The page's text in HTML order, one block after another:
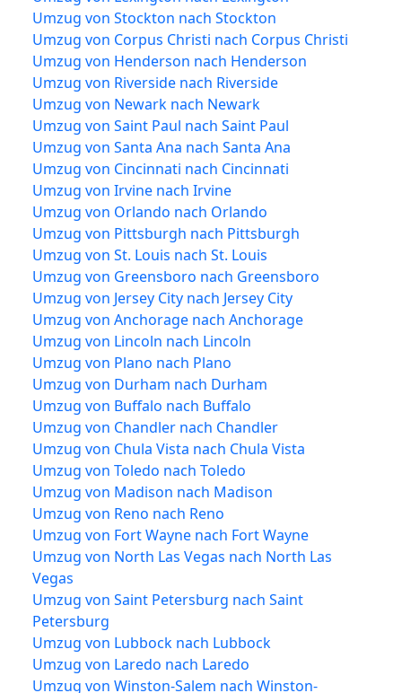
Umzug von Stockton nach Stockton
Umzug von Corpus Christi nach Corpus Christi
Umzug von Henderson nach Henderson
Umzug von Riverside nach Riverside
Umzug von Newark nach Newark
Umzug von Saint Paul nach Saint Paul
Umzug von Santa Ana nach Santa Ana
Umzug von Cincinnati nach Cincinnati
Umzug von Irvine nach Irvine
Umzug von Orlando nach Orlando
Umzug von Pittsburgh nach Pittsburgh
Umzug von St. Louis nach St. Louis
Umzug von Greensboro nach Greensboro
Umzug von Jersey City nach Jersey City
Umzug von Anchorage nach Anchorage
Umzug von Lincoln nach Lincoln
Umzug von Plano nach Plano
Umzug von Durham nach Durham
Umzug von Buffalo nach Buffalo
Umzug von Chandler nach Chandler
Umzug von Chula Vista nach Chula Vista
Umzug von Toledo nach Toledo
Umzug von Madison nach Madison
Umzug von Reno nach Reno
Umzug von Fort Wayne nach Fort Wayne
Umzug von North Las Vegas nach North Las
Vegas
Umzug von Saint Petersburg nach Saint
Petersburg
Umzug von Lubbock nach Lubbock
Umzug von Laredo nach Laredo
Umzug von Winston-Salem nach Winston-